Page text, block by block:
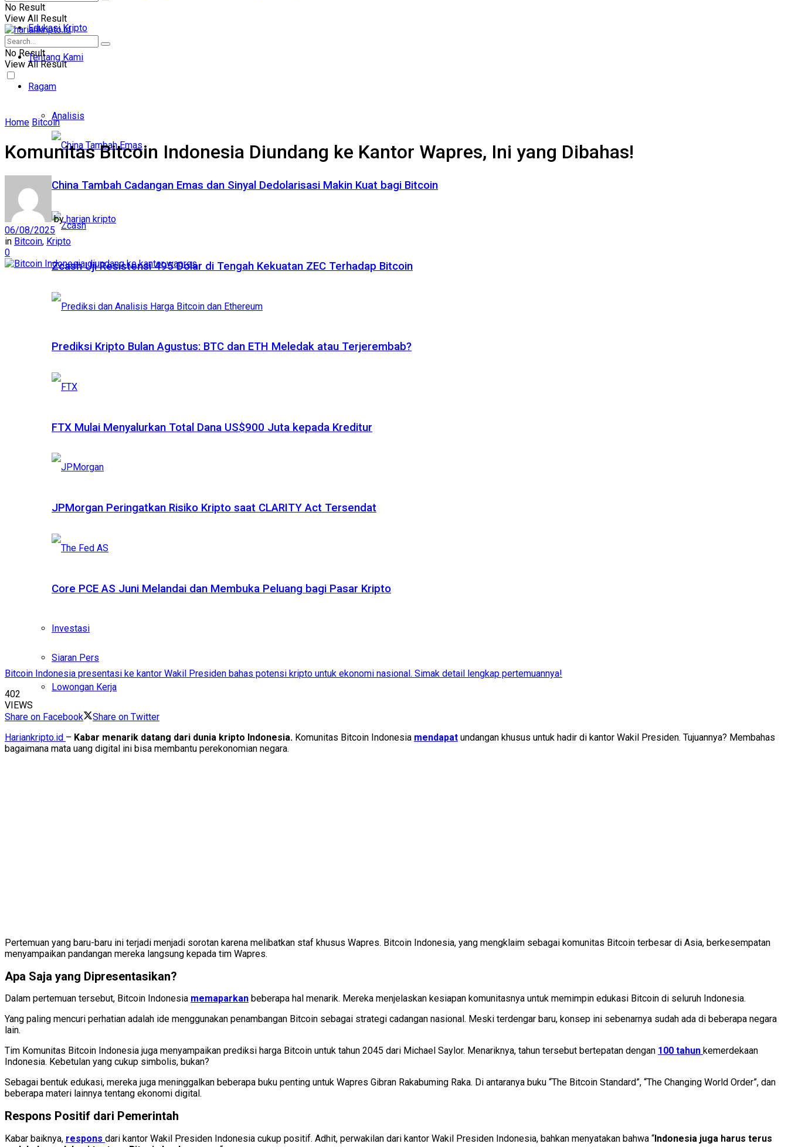
Edukasi Kripto
Tentang Kami
Ragam
Analisis
China Tambah Cadangan Emas dan Sinyal Dedolarisasi Makin Kuat bagi Bitcoin
Zcash Uji Resistensi 495 Dolar di Tengah Kekuatan ZEC Terhadap Bitcoin
Prediksi Kripto Bulan Agustus: BTC dan ETH Meledak atau Terjerembab?
FTX Mulai Menyalurkan Total Dana US$900 Juta kepada Kreditur
JPMorgan Peringatkan Risiko Kripto saat CLARITY Act Tersendat
Core PCE AS Juni Melandai dan Membuka Peluang bagi Pasar Kripto
Investasi
Siaran Pers
Lowongan Kerja
No Result
View All Result
No Result
View All Result
Home Bitcoin
Komunitas Bitcoin Indonesia Diundang ke Kantor Wapres, Ini yang Dibahas!
by harian kripto
06/08/2025
in Bitcoin, Kripto
0
Bitcoin Indonesia presentasi ke kantor Wakil Presiden bahas potensi kripto untuk ekonomi nasional. Simak detail lengkap pertemuannya!
402
VIEWS
Share on Facebook
Share on Twitter
Hariankripto.id – Kabar menarik datang dari dunia kripto Indonesia. Komunitas Bitcoin Indonesia mendapat undangan khusus untuk hadir di kantor Wakil Presiden. Tujuannya? Membahas
bagaimana mata uang digital ini bisa membantu perekonomian negara.
Pertemuan yang baru-baru ini terjadi menjadi sorotan karena melibatkan staf khusus Wapres. Bitcoin Indonesia, yang mengklaim sebagai komunitas Bitcoin terbesar di Asia, berkesempatan
menyampaikan pandangan mereka langsung kepada tim Wapres.
Apa Saja yang Dipresentasikan?
Dalam pertemuan tersebut, Bitcoin Indonesia memaparkan beberapa hal menarik. Mereka menjelaskan kesiapan komunitasnya untuk memimpin edukasi Bitcoin di seluruh Indonesia.
Yang paling mencuri perhatian adalah ide menggunakan penambangan Bitcoin sebagai strategi cadangan nasional. Meski terdengar baru, konsep ini sebenarnya sudah ada di beberapa negara
lain.
Tim Komunitas Bitcoin Indonesia juga menyampaikan prediksi harga Bitcoin untuk tahun 2045 dari Michael Saylor. Menariknya, tahun tersebut bertepatan dengan 100 tahun kemerdekaan
Indonesia. Kebetulan yang cukup simbolis, bukan?
Sebagai bentuk edukasi, mereka juga meninggalkan beberapa buku penting untuk Wapres Gibran Rakabuming Raka. Di antaranya buku “The Bitcoin Standard”, “The Changing World Order”, dan
beberapa materi lainnya tentang ekonomi digital.
Respons Positif dari Pemerintah
Kabar baiknya, respons dari kantor Wakil Presiden Indonesia cukup positif. Adhit, perwakilan dari kantor Wakil Presiden Indonesia, bahkan menyatakan bahwa “Indonesia juga harus terus